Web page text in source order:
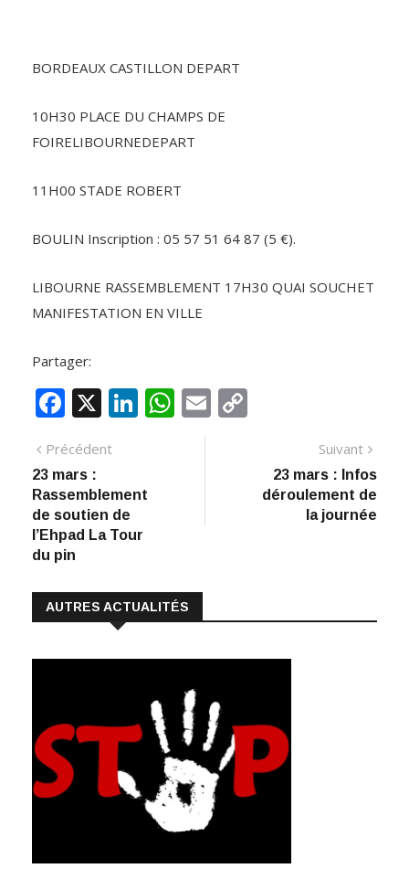
BORDEAUX CASTILLON DEPART
10H30 PLACE DU CHAMPS DE
FOIRELIBOURNEDEPART
11H00 STADE ROBERT
BOULIN Inscription : 05 57 51 64 87 (5 €).
LIBOURNE RASSEMBLEMENT 17H30 QUAI SOUCHET
MANIFESTATION EN VILLE
Partager:
F
ac
e
b
o
o
X Li
n
e
n
W
h
E
m
Navigation
de
l’article
PrécédentArticle
23 mars :
Rassemblement
de soutien de
l’Ehpad La Tour
du pin
Suivant
23 mars : Infos
déroulement de
la journée
AUTRES ACTUALITÉS